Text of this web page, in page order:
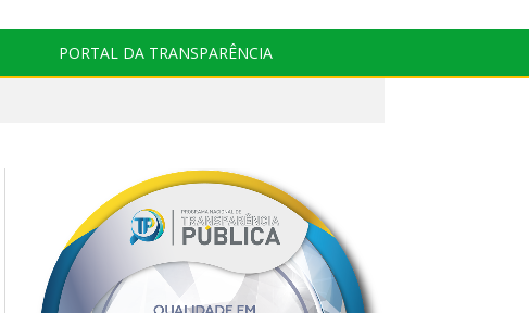
PORTAL DA TRANSPARÊNCIA